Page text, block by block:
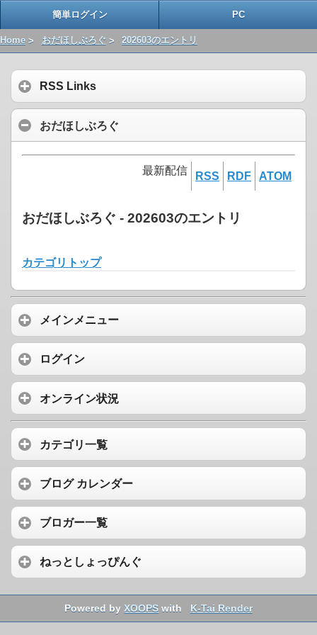
簡単ログイン PC
Home > おだほしぶろぐ > 202603のエントリ
RSS Links
おだほしぶろぐ
最新配信 RSS RDF ATOM
おだほしぶろぐ - 202603のエントリ
カテゴリトップ
メインメニュー
ログイン
オンライン状況
カテゴリ一覧
ブログ カレンダー
ブロガー一覧
ねっとしょっぴんぐ
Powered byXOOPS with K-Tai Render